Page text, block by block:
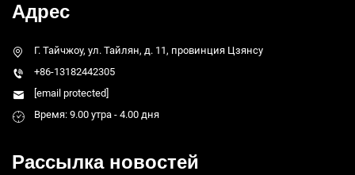
Адрес
Г. Тайчжоу, ул. Тайлян, д. 11, провинция Цзянсу
+86-13182442305
[email protected]
Время: 9.00 утра - 4.00 дня
Рассылка новостей